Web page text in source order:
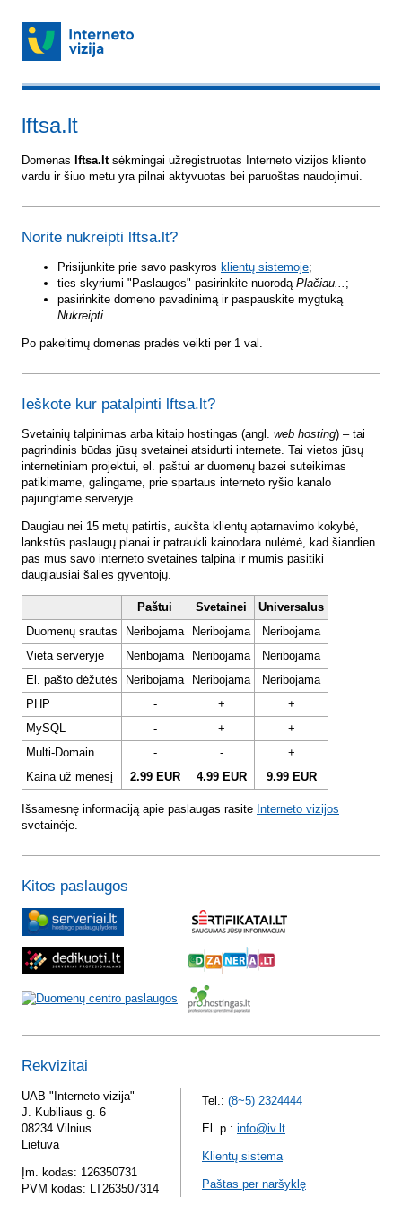
lftsa.lt
Domenas lftsa.ltsėkmingai užregistruotas Interneto vizijos kliento
vardu ir šiuo metu yra pilnai aktyvuotas bei paruoštas naudojimui.
Norite nukreipti lftsa.lt?
Prisijunkite prie savo paskyros klientų sistemoje;
ties skyriumi "Paslaugos" pasirinkite nuorodą Plačiau... ;
pasirinkite domeno pavadinimą ir paspauskite mygtuką
Nukreipti.
Po pakeitimų domenas pradės veikti per 1 val.
Ieškote kur patalpinti lftsa.lt?
Svetainių talpinimas arba kitaip hostingas (angl. web hosting) – tai
pagrindinis būdas jūsų svetainei atsidurti internete. Tai vietos jūsų
internetiniam projektui, el. paštui ar duomenų bazei suteikimas
patikimame, galingame, prie spartaus interneto ryšio kanalo
pajungtame serveryje.
Daugiau nei 15 metų patirtis, aukšta klientų aptarnavimo kokybė,
lankstūs paslaugų planai ir patraukli kainodara nulėmė, kad šiandien
pas mus savo interneto svetaines talpina ir mumis pasitiki
daugiausiai šalies gyventojų.
Paštui Svetainei
Universalus
Duomenų srautas
Neribojama Neribojama
Neribojama
Vieta serveryje
Neribojama Neribojama
Neribojama
El. pašto dėžutės
Neribojama Neribojama
Neribojama
PHP
- +
+
MySQL
- +
+
Multi-Domain
- -
+
Kaina už mėnesį
2.99 EUR 4.99 EUR 9.99 EUR
Išsamesnę informaciją apie paslaugas rasite Interneto vizijos
svetainėje.
Kitos paslaugos
Rekvizitai
UAB "Interneto vizija"
J. Kubiliaus g. 6
08234 Vilnius
Lietuva
Įm. kodas: 126350731
PVM kodas: LT263507314
Tel.: (8~5) 2324444
El. p.: info@iv.lt
Klientų sistema
Paštas per naršyklę